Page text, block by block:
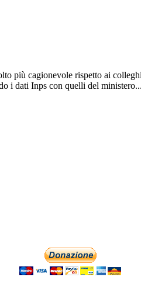
più cagionevole rispetto ai
i dati Inps con quelli del ministero...